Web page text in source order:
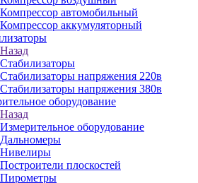
Компрессор автомобильный
Компрессор аккумуляторный
Назад
Стабилизаторы
Стабилизаторы напряжения 220в
Стабилизаторы напряжения 380в
оборудование
Назад
Измерительное оборудование
Дальномеры
Нивелиры
Построители плоскостей
Пирометры